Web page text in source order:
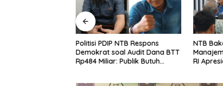
Politisi PDIP NTB Respons
Demokrat soal Audit Dana BTT
Rp484 Miliar: Publik Butuh
NTB
RI